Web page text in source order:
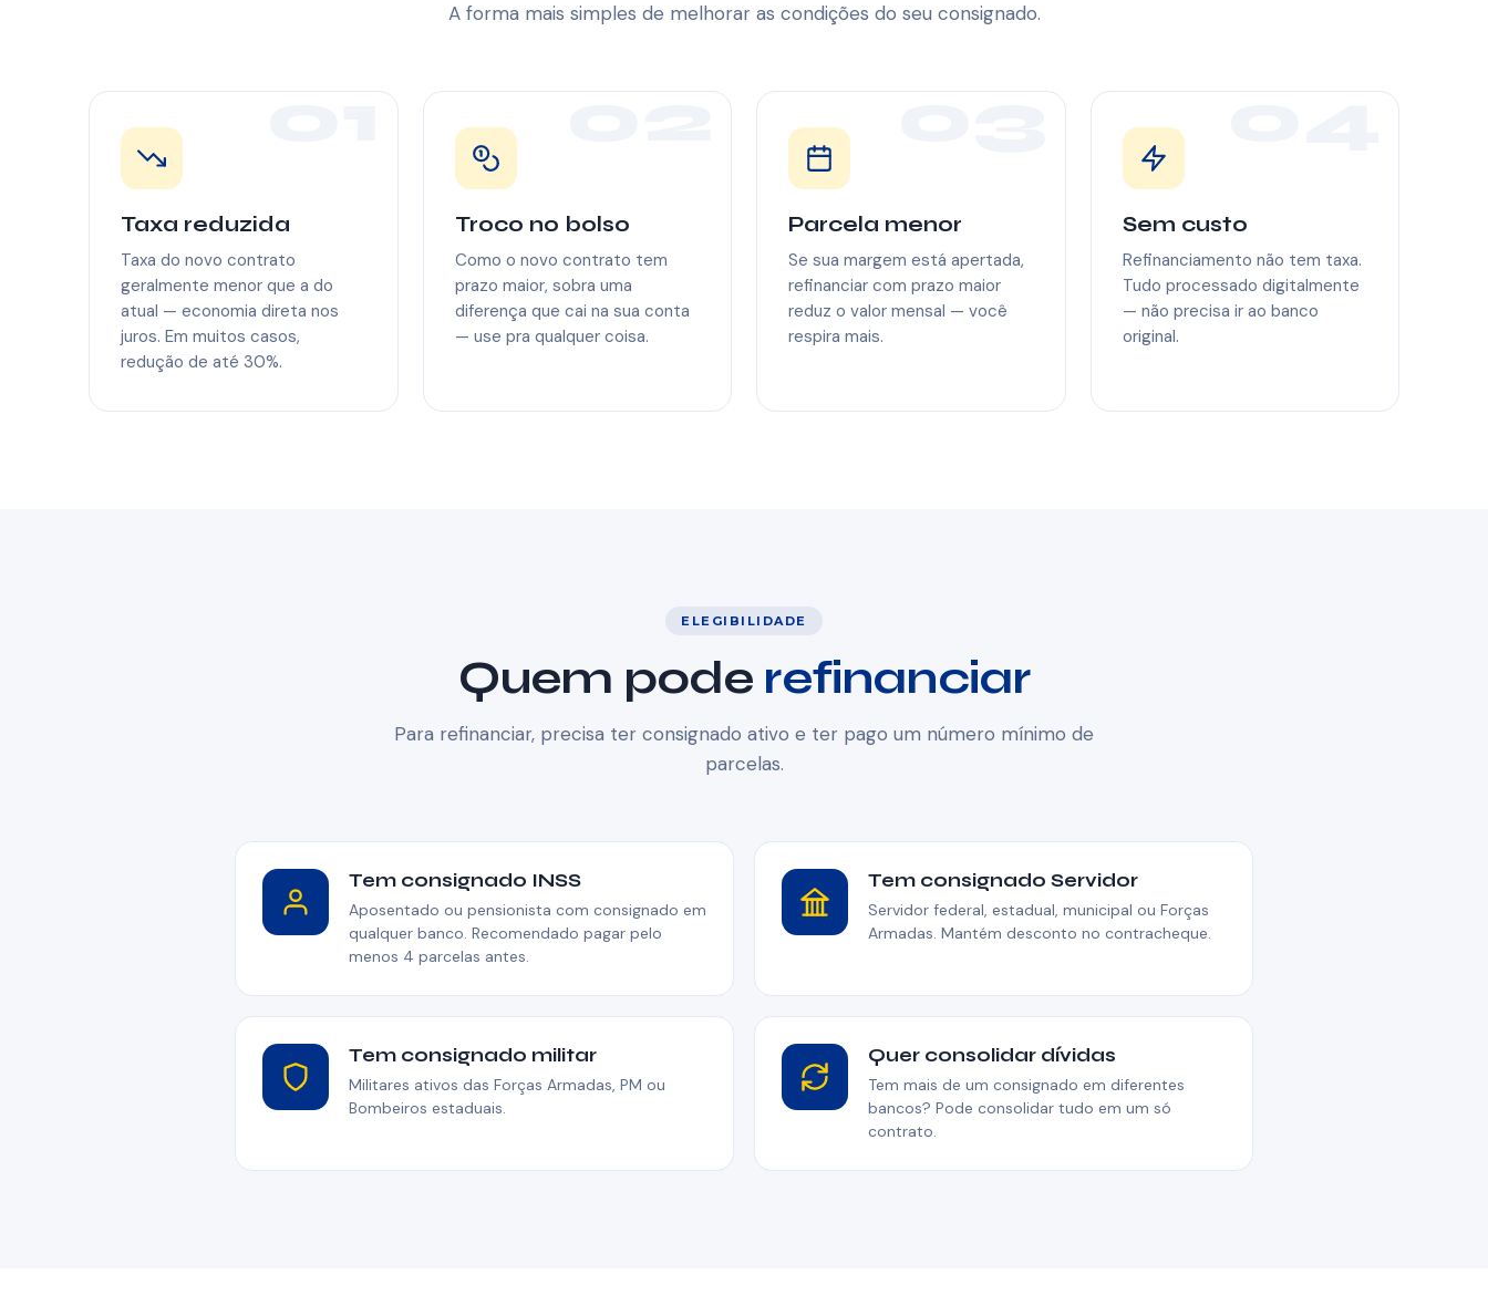
A forma mais simples de melhorar as condições do seu consignado.
01
Taxa reduzida
Taxa do novo contrato
geralmente menor que a do
atual — economia direta nos
juros. Em muitos casos,
redução de até 30%.
02
Troco no bolso
Como o novo contrato tem
prazo maior, sobra uma
diferença que cai na sua conta
— use pra qualquer coisa.
03
Parcela menor
Se sua margem está apertada,
refinanciar com prazo maior
reduz o valor mensal — você
respira mais.
04
Sem custo
Refinanciamento não tem taxa.
Tudo processado digitalmente
— não precisa ir ao banco
original.
ELEGIBILIDADE
Quem pode refinanciar
Para refinanciar, precisa ter consignado ativo e ter pago um número mínimo de
parcelas.
Tem consignado INSS
Aposentado ou pensionista com consignado em
qualquer banco. Recomendado pagar pelo
menos 4 parcelas antes.
Tem consignado Servidor
Servidor federal, estadual, municipal ou Forças
Armadas. Mantém desconto no contracheque.
Tem consignado militar
Militares ativos das Forças Armadas, PM ou
Bombeiros estaduais.
Quer consolidar dívidas
Tem mais de um consignado em diferentes
bancos? Pode consolidar tudo em um só
contrato.